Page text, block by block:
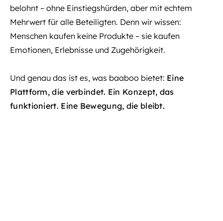
belohnt – ohne Einstiegshürden, aber mit echtem
Mehrwert für alle Beteiligten. Denn wir wissen:
Menschen kaufen keine Produkte – sie kaufen
Emotionen, Erlebnisse und Zugehörigkeit.
Und genau das ist es, was baaboo bietet: Eine
Plattform, die verbindet. Ein Konzept, das
funktioniert. Eine Bewegung, die bleibt.